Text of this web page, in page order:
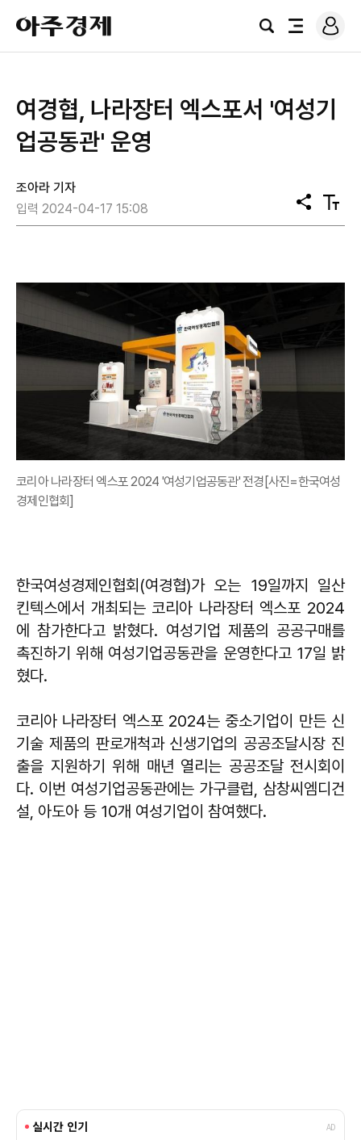
아
주
경
검
전
로
그
여경협, 나라장터 엑스포서 '여성기
업공동관' 운영
조아라 기자
입력 2024-04-17 15:08
공
유
텍
스
코리아 나라장터 엑스포 2024 '여성기업공동관' 전경[사진=한국여성
경제인협회]
한국여성경제인협회(여경협)가 오는 19일까지 일산
킨텍스에서 개최되는 코리아 나라장터 엑스포 2024
에 참가한다고 밝혔다. 여성기업 제품의 공공구매를
촉진하기 위해 여성기업공동관을 운영한다고 17일 밝
혔다.
코리아 나라장터 엑스포 2024는 중소기업이 만든 신
기술 제품의 판로개척과 신생기업의 공공조달시장 진
출을 지원하기 위해 매년 열리는 공공조달 전시회이
다. 이번 여성기업공동관에는 가구클럽, 삼창씨엠디건
설, 아도아 등 10개 여성기업이 참여했다.